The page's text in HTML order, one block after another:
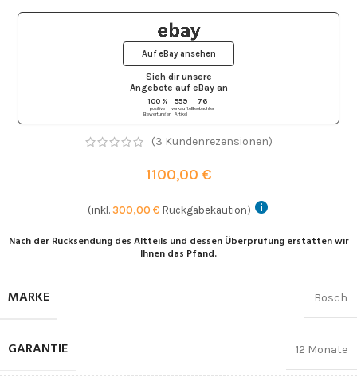
Sieh dir unsere
Angebote auf eBayan
100 %
positive
Bewertungen
559
verkaufte
Artikel
76
Beobachter
Auf eBay ansehen
(3 Kundenrezensionen)
1100,00 €
(inkl. 300,00 € Rückgabekaution)
Nach der Rücksendung des Altteils und dessen Überprüfung erstatten wir
Ihnen das Pfand.
MARKE Bosch
GARANTIE 12 Monate